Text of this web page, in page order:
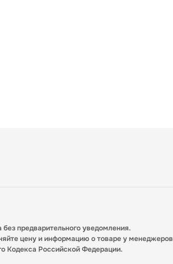
предварительного уведомления.
цену и информацию о товаре у менеджеров
Кодекса Российской Федерации.